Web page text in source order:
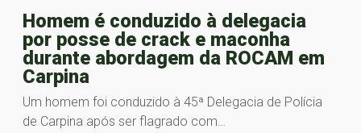
Homem é conduzido à delegacia
por posse de crack e maconha
durante abordagem da ROCAM em
Carpina
Um homem foi conduzido à 45ª Delegacia de Polícia
de Carpina após ser flagrado com…